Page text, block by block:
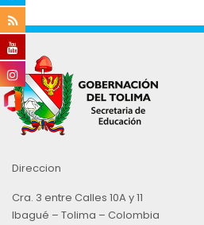
Direccion
Cra. 3 entre Calles 10A y 11
Ibagué – Tolima – Colombia